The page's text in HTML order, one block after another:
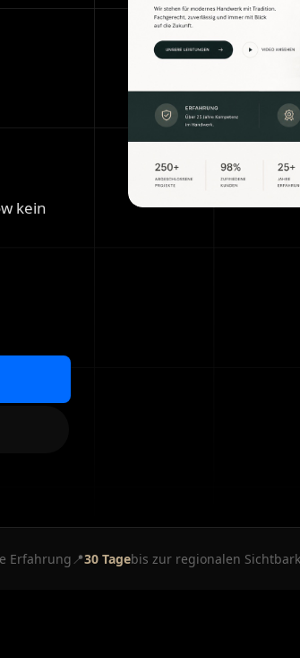
kein
Erfahrung📍30 Tagebis zur regionalen